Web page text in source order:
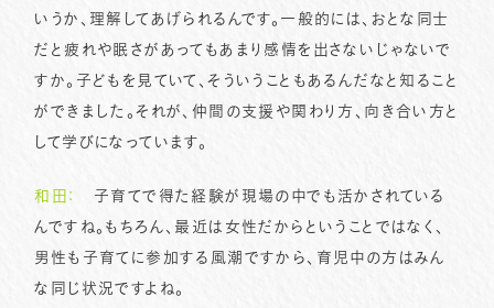
いうか、理解してあげられるんです。一般的には、おとな同士
だと疲れや眠さがあってもあまり感情を出さないじゃないで
すか。子どもを見ていて、そういうこともあるんだなと知ること
ができました。それが、仲間の支援や関わり方、向き合い方と
して学びになっています。
和田：
子育てで得た経験が現場の中でも活かされている
んですね。もちろん、最近は女性だからということではなく、
男性も子育てに参加する風潮ですから、育児中の方はみん
な同じ状況ですよね。